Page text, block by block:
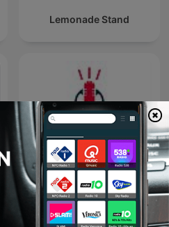
Lemonade Stand
Tweewieler Podcast